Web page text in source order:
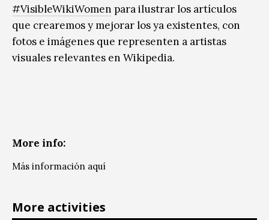
#VisibleWikiWomen para ilustrar los artículos
que crearemos y mejorar los ya existentes, con
fotos e imágenes que representen a artistas
visuales relevantes en Wikipedia.
More info:
Más información aquí
More activities